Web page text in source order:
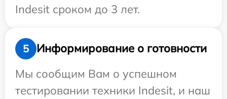
Indesit сроком до 3 лет.
5
Информирование о готовности
Мы сообщим Вам о успешном
тестировании техники Indesit, и наш